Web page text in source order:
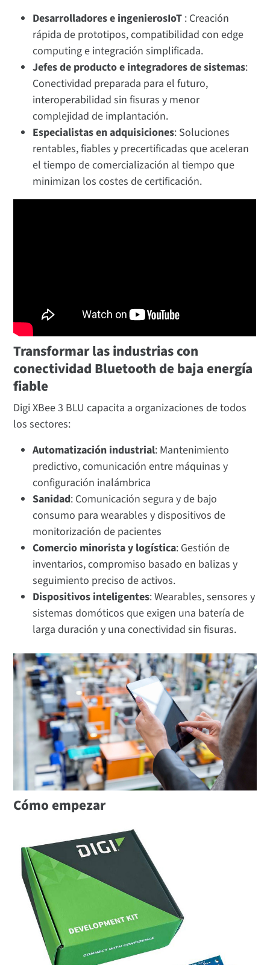
Desarrolladores e ingenierosIoT : Creación
rápida de prototipos, compatibilidad con edge
computing e integración simplificada.
Jefes de producto e integradores de sistemas:
Conectividad preparada para el futuro,
interoperabilidad sin fisuras y menor
complejidad de implantación.
Especialistas en adquisiciones: Soluciones
rentables, fiables y precertificadas que aceleran
el tiempo de comercialización al tiempo que
minimizan los costes de certificación.
Transformar las industrias con
conectividad Bluetooth de baja energía
fiable
Digi XBee 3 BLU capacita a organizaciones de todos
los sectores:
Automatización industrial: Mantenimiento
predictivo, comunicación entre máquinas y
configuración inalámbrica
Sanidad: Comunicación segura y de bajo
consumo para wearables y dispositivos de
monitorización de pacientes
Comercio minorista y logística: Gestión de
inventarios, compromiso basado en balizas y
seguimiento preciso de activos.
Dispositivos inteligentes: Wearables, sensores y
sistemas domóticos que exigen una batería de
larga duración y una conectividad sin fisuras.
Cómo empezar